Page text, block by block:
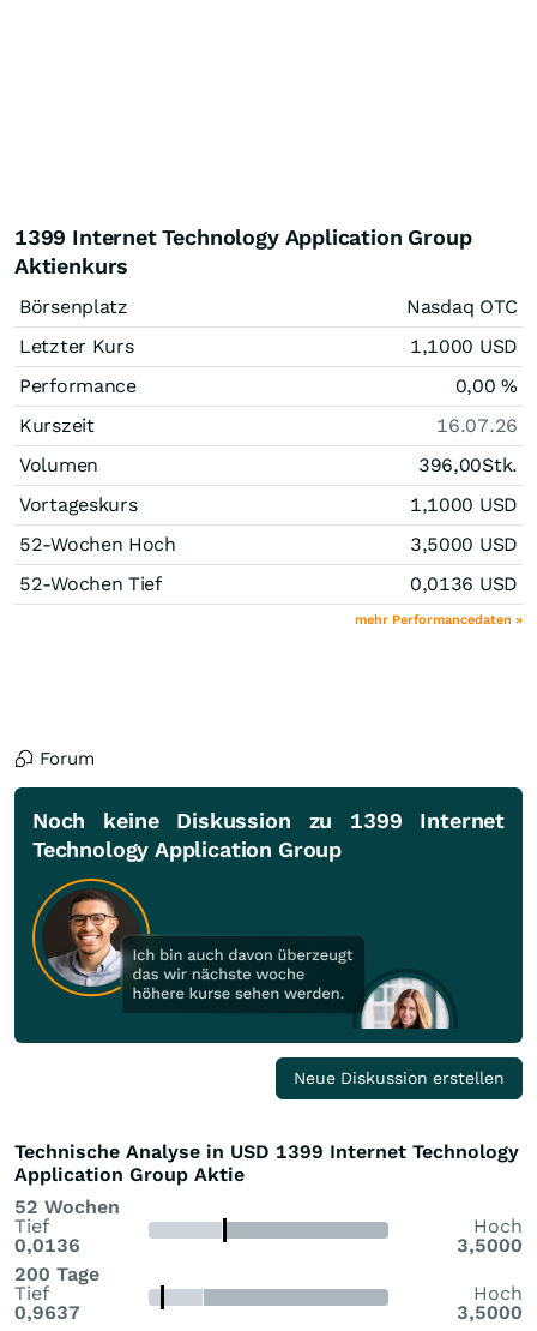
1399 Internet Technology Application Group
Aktienkurs
Börsenplatz
Nasdaq OTC
Letzter Kurs
1,1000 USD
Performance
0,00%
Kurszeit
16.07.26
Volumen
396,00Stk.
Vortageskurs
1,1000 USD
52-Wochen Hoch
3,5000 USD
52-Wochen Tief
0,0136 USD
mehr Performancedaten »
Forum
Noch keine Diskussion zu 1399 Internet
Technology Application Group
Neue Diskussion erstellen
Technische Analyse in USD 1399 Internet Technology
Application Group Aktie
52 Wochen
Tief
0,0136
Hoch
3,5000
200 Tage
Tief
0,9637
Hoch
3,5000